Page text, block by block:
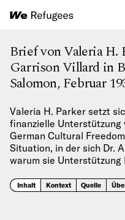
Brief von Valeria H.
Garrison Villard in
Salomon, Februar
Valeria H. Parker setzt
finanzielle Unterstützung
German Cultural
Situation, in der sich Dr.
warum sie Unterstützung
Inhalt Kontext Quelle